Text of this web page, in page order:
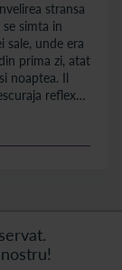
stransa
simta in
sale, unde era
prima zi, atat
noaptea. Il
reflexul